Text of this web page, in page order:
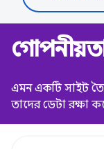
এমন একটি সাইট
তাদের ডেটা রক্ষা